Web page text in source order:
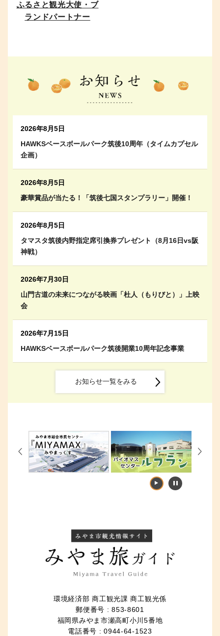
ふるさと観光大使・ブ
ランドパートナー
2026年8月5日
HAWKSベースボールパーク筑後10周年（タイムカプセル
企画）
2026年8月5日
豪華賞品が当たる！「筑後七国スタンプラリー」開催！
2026年8月5日
タマスタ筑後内野指定席引換券プレゼント（8月16日vs阪
神戦）
2026年7月30日
山門古道の未来につながる映画「杜人（もりびと）」上映
会
2026年7月15日
HAWKSベースボールパーク筑後開業10周年記念事業
お知らせ一覧をみる
Previous Next
環境経済部 商工観光課 商工観光係
郵便番号 : 853-8601
福岡県みやま市瀬高町小川5番地
電話番号 : 0944-64-1523